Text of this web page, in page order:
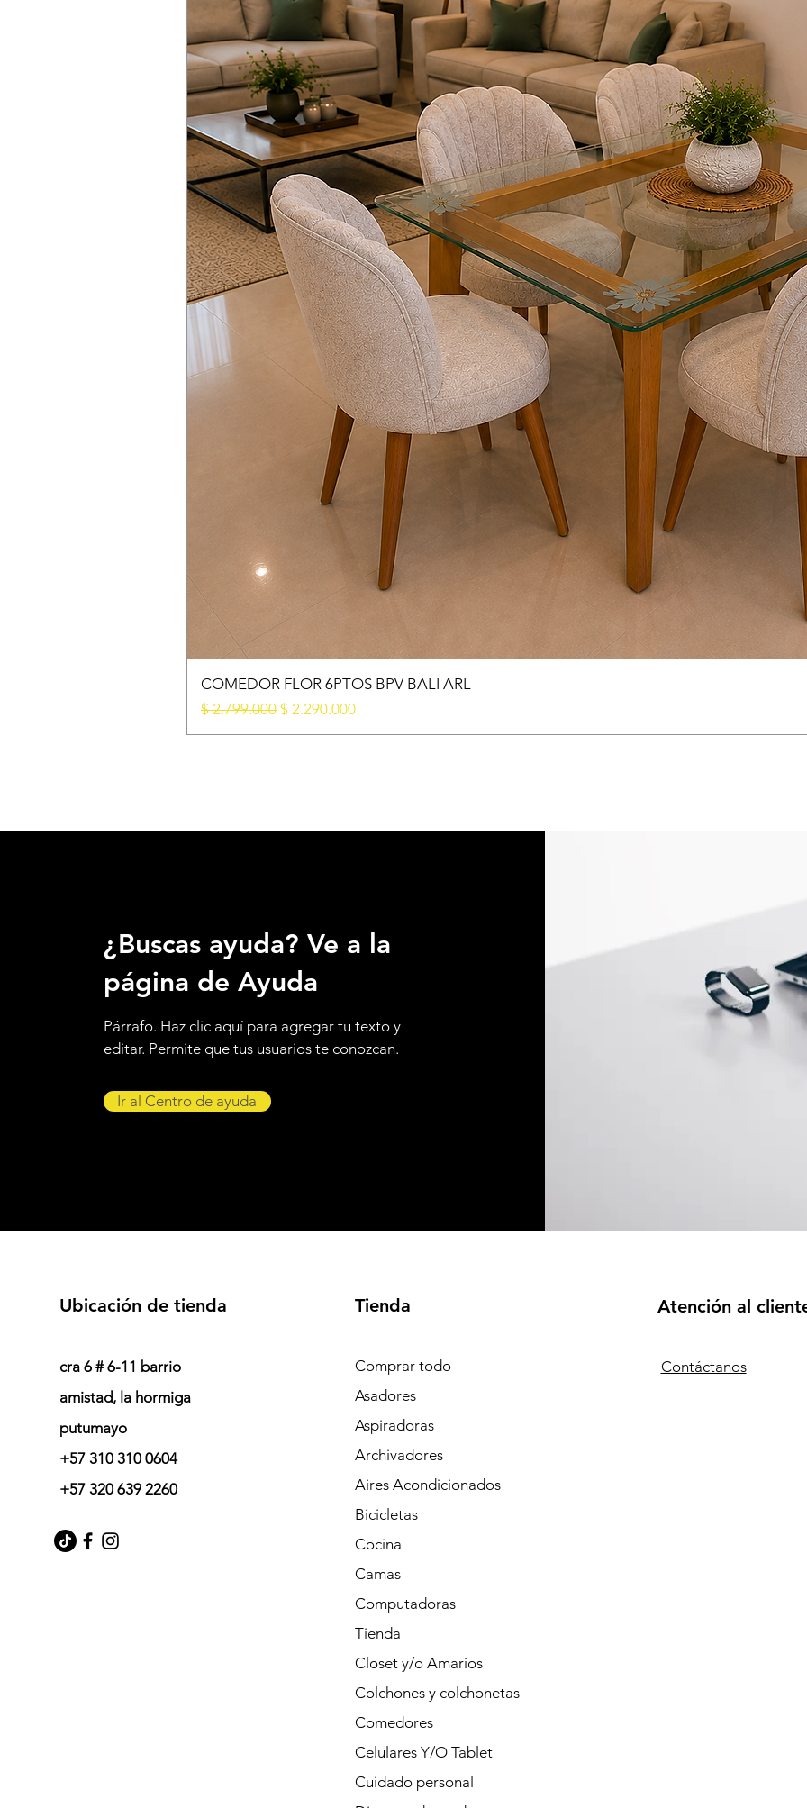
COMEDOR FLOR 6PTOS BPV BALI ARL
Precio
$ 2.799.000 Precio de oferta
$ 2.290.000
¿Buscas ayuda? Ve a la
página de Ayuda
Párrafo. Haz clic aquí para agregar tu texto y
editar. Permite que tus usuarios te conozcan.
Ir al Centro de ayuda
Ubicación de tienda
cra 6 # 6-11 barrio
amistad, la hormiga
putumayo
+57 310 310 0604
+57 320 639 2260
Tienda
Comprar todo
Asadores
Aspiradoras
Archivadores
Aires Acondicionados
Bicicletas
Cocina
Camas
Computadoras
Tienda
Closet y/o Amarios
Colchones y colchonetas
Comedores
Celulares Y/O Tablet
Cuidado personal
Atención al
Contáctanos